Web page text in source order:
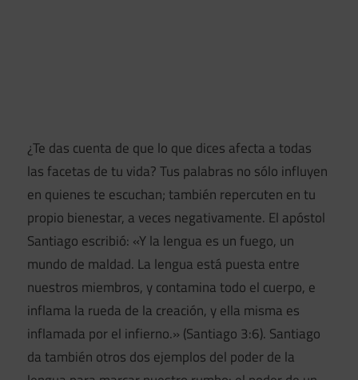
¿Te das cuenta de que lo que dices afecta a todas
las facetas de tu vida? Tus palabras no sólo influyen
en quienes te escuchan; también repercuten en tu
propio bienestar, a veces negativamente. El apóstol
Santiago escribió: «Y la lengua es un fuego, un
mundo de maldad. La lengua está puesta entre
nuestros miembros, y contamina todo el cuerpo, e
inflama la rueda de la creación, y ella misma es
inflamada por el infierno.» (Santiago 3:6). Santiago
da también otros dos ejemplos del poder de la